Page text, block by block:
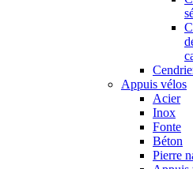
Appuis vélos
Acier
Inox
Fonte
Béton
Pierre